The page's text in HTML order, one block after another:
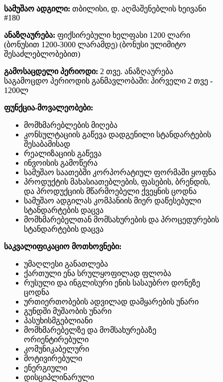
სამუშაო ადგილი: თბილისი, დ. აღმაშენებლის ხეივანი
#180
ანაზღაურება: ფიქსირებული ხელფასი 1200 ლარი
(ბონუსით 1200-3000 ლარამდე) (ბონუსი ულიმიტო
შესაძლებლობებით)
გამოსაცდელი პერიოდი: 2 თვე. ანაზღაურება
საგამოცდო პერიოდის განმავლობაში: პირველი 2 თვე -
1200ლ
ფუნქცია-მოვალეობები:
მომხმარებლების მიღება
კონსულტაციის გაწევა დადგენილი სტანდარტების
შესაბამისად
რეალიზაციის გაწევა
ინვოისის გამოწერა
სამუშაო საათებში კორპორატიულ ფორმაში ყოფნა
პროდუქტის მახასიათებლების, ფასების, ბრენდის,
და პროდუქციის მწარმოებელი ქვეყნის ცოდნა
სამუშაო ადგილას კომპანიის მიერ დაწესებული
სტანდარტების დაცვა
მომხმარებელთან მომსახურების და პროცედურების
სტანდარტების დაცვა
საკვალიფიკაციო მოთხოვნები:
უმაღლესი განათლება
ქართული ენა სრულყოფილად ფლობა
რუსული და ინგლისური ენის სასაუბრო დონეზე
ცოდნა
ურთიერთობების ადვილად დამყარების უნარი
გუნდში მუშაობის უნარი
პასუხისმგებლიანი
მომხმარებელზე და მომსახურებაზე
ორიენტირებული
კომუნიკაბელური
მოტივირებული
ენერგიული
დისციპლინარული